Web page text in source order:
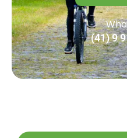
(41) 9